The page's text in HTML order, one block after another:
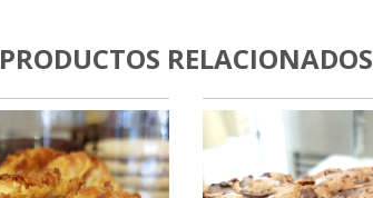
PRODUCTOS RELACIONADOS